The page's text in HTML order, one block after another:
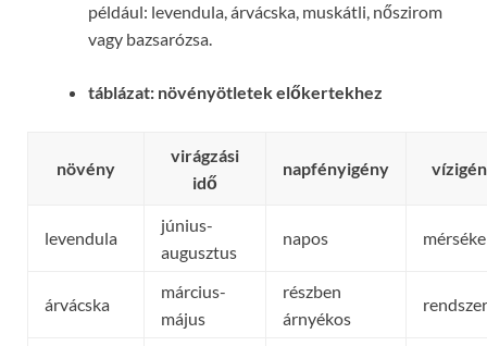
például: levendula, árvácska, muskátli, nőszirom
vagy bazsarózsa.
táblázat: növényötletek előkertekhez
növény
virágzási
idő
napfényigény
levendula
június-
augusztus
napos
árvácska
március-
május
részben
árnyékos